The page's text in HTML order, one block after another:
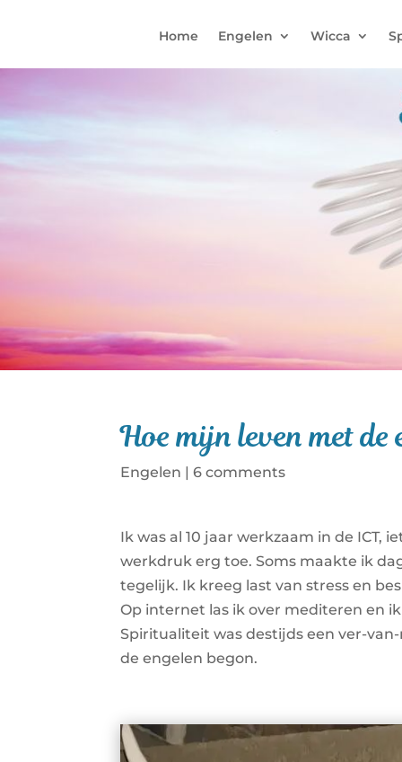
Home Engelen Wicca
Hoe mijn leven met de
Engelen |6 comments
Ik was al 10 jaar werkzaam in de ICT,
werkdruk erg toe. Soms maakte ik
tegelijk. Ik kreeg last van stress en
Op internet las ik over mediteren en
Spiritualiteit was destijds een ver-
de engelen begon.